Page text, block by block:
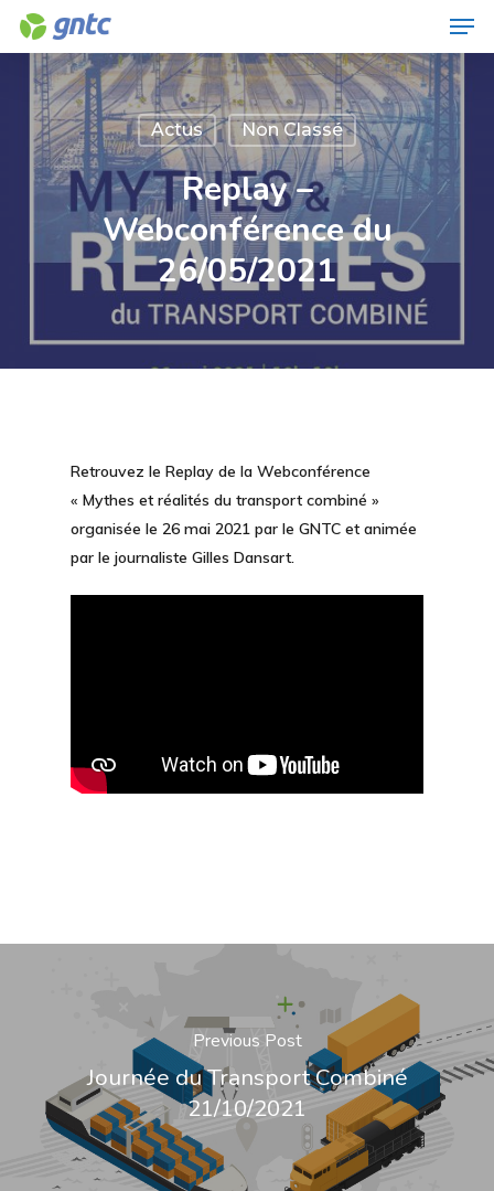
Skip
content
Actus Non Classé
Replay –
Webconférence du
26/05/2021
Retrouvez le Replay de la Webconférence
« Mythes et réalités du transport combiné »
organisée le 26 mai 2021 par le GNTC et animée
par le journaliste Gilles Dansart.
Previous Post
Journée du Transport Combiné
21/10/2021
Close
Menu